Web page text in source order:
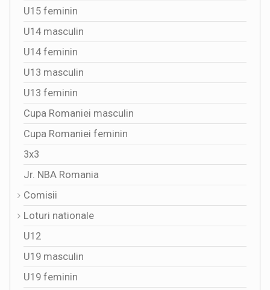
U15 feminin
U14 masculin
U14 feminin
U13 masculin
U13 feminin
Cupa Romaniei masculin
Cupa Romaniei feminin
3x3
Jr. NBA Romania
Comisii
Loturi nationale
U12
U19 masculin
U19 feminin